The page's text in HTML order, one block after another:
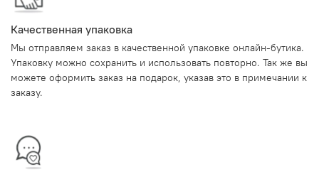
Качественная упаковка
Мы отправляем заказ в качественной упаковке онлайн-бутика.
Упаковку можно сохранить и использовать повторно. Так же вы
можете оформить заказ на подарок, указав это в примечании к
заказу.